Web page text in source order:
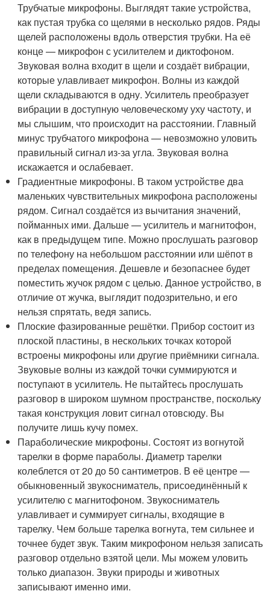
Трубчатые микрофоны. Выглядят такие устройства,
как пустая трубка со щелями в несколько рядов. Ряды
щелей расположены вдоль отверстия трубки. На её
конце — микрофон с усилителем и диктофоном.
Звуковая волна входит в щели и создаёт вибрации,
которые улавливает микрофон. Волны из каждой
щели складываются в одну. Усилитель преобразует
вибрации в доступную человеческому уху частоту, и
мы слышим, что происходит на расстоянии. Главный
минус трубчатого микрофона — невозможно уловить
правильный сигнал из-за угла. Звуковая волна
искажается и ослабевает.
Градиентные микрофоны. В таком устройстве два
маленьких чувствительных микрофона расположены
рядом. Сигнал создаётся из вычитания значений,
пойманных ими. Дальше — усилитель и магнитофон,
как в предыдущем типе. Можно прослушать разговор
по телефону на небольшом расстоянии или шёпот в
пределах помещения. Дешевле и безопаснее будет
поместить жучок рядом с целью. Данное устройство, в
отличие от жучка, выглядит подозрительно, и его
нельзя спрятать, ведя запись.
Плоские фазированные решётки. Прибор состоит из
плоской пластины, в нескольких точках которой
встроены микрофоны или другие приёмники сигнала.
Звуковые волны из каждой точки суммируются и
поступают в усилитель. Не пытайтесь прослушать
разговор в широком шумном пространстве, поскольку
такая конструкция ловит сигнал отовсюду. Вы
получите лишь кучу помех.
Параболические микрофоны. Состоят из вогнутой
тарелки в форме параболы. Диаметр тарелки
колеблется от 20 до 50 сантиметров. В её центре —
обыкновенный звукосниматель, присоединённый к
усилителю с магнитофоном. Звукосниматель
улавливает и суммирует сигналы, входящие в
тарелку. Чем больше тарелка вогнута, тем сильнее и
точнее будет звук. Таким микрофоном нельзя записать
разговор отдельно взятой цели. Мы можем уловить
только диапазон. Звуки природы и животных
записывают именно ими.